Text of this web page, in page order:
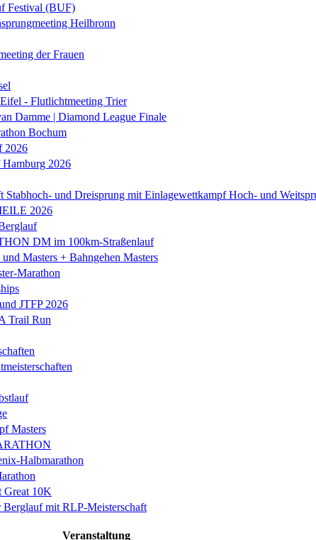
Festival (BUF)
Heilbronn
der Frauen
- Flutlichtmeeting Trier
Damme | Diamond League Finale
Bochum
2026
2026
Stabhoch- und Dreisprung mit Einlagewettkampf Hoch- und
2026
DM im 100km-Straßenlauf
Masters + Bahngehen Masters
Marathon
JTFP 2026
Trail Run
Masters
Halbmarathon
Great 10K
mit RLP-Meisterschaft
Veranstaltung